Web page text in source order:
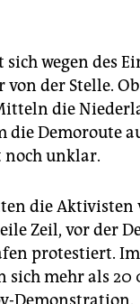
sich wegen des
von der Stelle.
die
die Demoroute
noch unklar.
die Aktivisten
Zeil, vor der
protestiert.
sich mehr als 20